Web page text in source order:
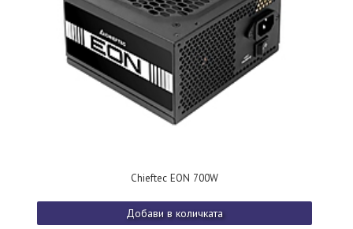
Chieftec EON 700W
Добави в количката